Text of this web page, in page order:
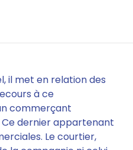
il met en relation des
à ce
commerçant
Ce dernier appartenant
Le courtier,